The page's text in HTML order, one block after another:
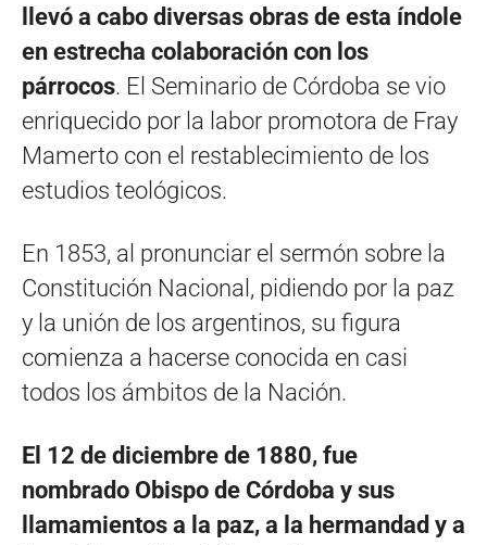
llevó a cabo diversas obras de esta índole
en estrecha colaboración con los
párrocos. El Seminario de Córdoba se vio
enriquecido por la labor promotora de Fray
Mamerto con el restablecimiento de los
estudios teológicos.
En 1853, al pronunciar el sermón sobre la
Constitución Nacional, pidiendo por la paz
y la unión de los argentinos, su figura
comienza a hacerse conocida en casi
todos los ámbitos de la Nación.
El 12 de diciembre de 1880, fue
nombrado Obispo de Córdoba y sus
llamamientos a la paz, a la hermandad y a